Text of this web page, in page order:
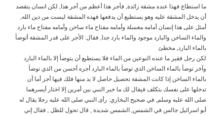
ما استطاع فهذا عنده مشقة زائدة, فأجر هذا أعظم من أجر هذا, لكن انسان يتقصد
أن يدخل المشقة عليه وهو يستطيع أن يدفعها فهذه المشقة ليست من دين الله,
أمثل على هذا إنسان أمامه مغسلة وأمامه مفتاح ماء ساخن وأمامه مفتاح ماء بارد
والماء الساخن والبارد موجود والماء بارد جدا, فقال: الأجر على قدر المشقة أتوضأ
بالماء البارد, مخطئ
لكن رجل فقير ما عنده النوعين من الماء فلا يستطيع أن يتوضأ إلا بالماء البارد
وآخر توضأ بالماء الساخن الذي توضأ بالماء البارد أجره أحسن من الذي توضأ
بالماء الساخن إذا كانت المشقة تحصيل حاصل لا بد منها فلك فيها أجر أما أن
تدخلها على نفسك بتكلف فيقال لك ما خير النبي بين أمرين إلا اختار أيسرهما
صلى الله عليه وسلم, في صحيح البخاري: رأى النبي صلى الله عليه رجلا يقال له
أبو اسرائيل جالس في الشمس, الشمس شديدة , قال تحول للظل , فقال إني